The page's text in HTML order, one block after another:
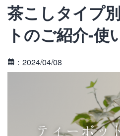
茶こしタイプ
トのご紹介-使
：2024/04/08